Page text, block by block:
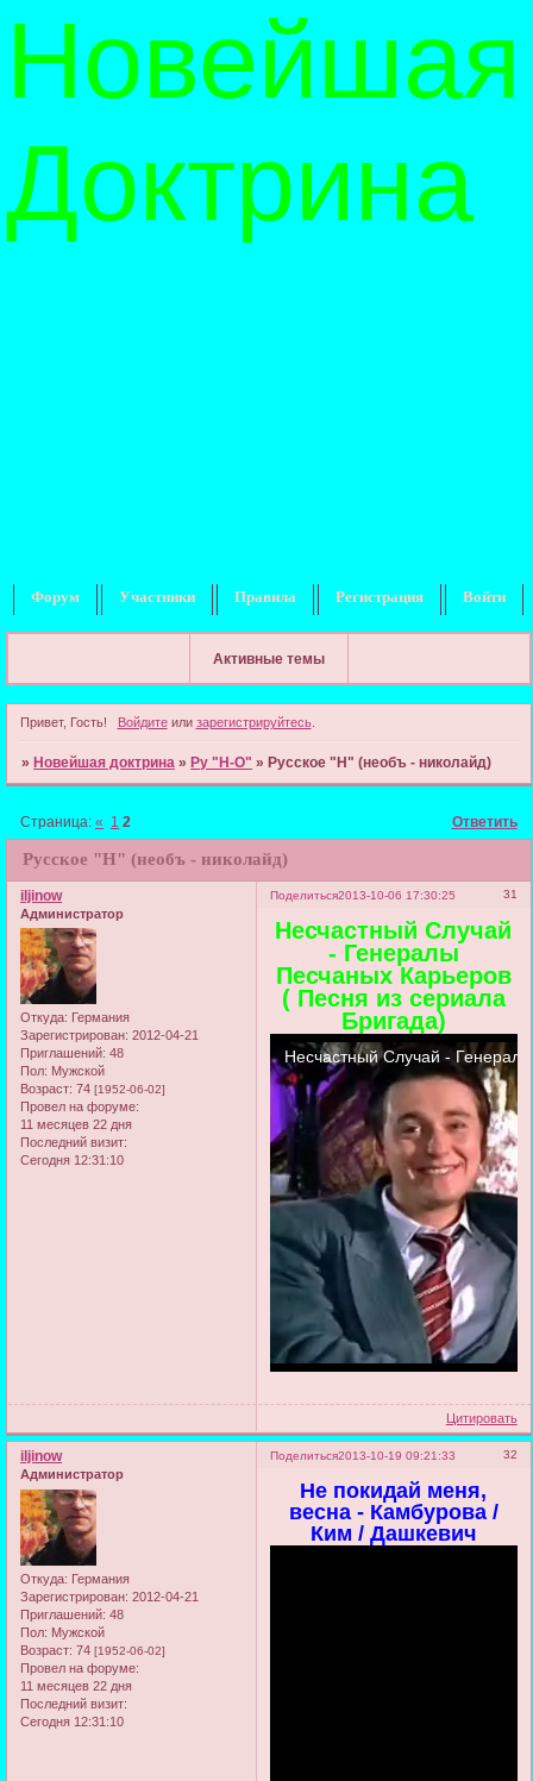
Новейшая
Доктрина
Форум Участники Правила Регистрация Войти
Активные темы
Привет, Гость! Войдитеили зарегистрируйтесь.
»Новейшая доктрина »Ру "Н-О" »Русское "Н" (необъ - николайд)
Русское "Н" (необъ - николайд)
Страница:« 1 2 Ответить
Поделиться 31
2013-10-06 17:30:25
iljinow
Администратор
Откуда: Германия
Зарегистрирован: 2012-04-21
Приглашений: 48
Пол: Мужской
Возраст: 74 [1952-06-02]
Провел на форуме:
11 месяцев 22 дня
Последний визит:
Сегодня 12:31:10
Несчастный Случай
- Генералы
Песчаных Карьеров
( Песня из сериала
Бригада)
Цитировать
Поделиться 32
2013-10-19 09:21:33
iljinow
Администратор
Откуда: Германия
Зарегистрирован: 2012-04-21
Приглашений: 48
Пол: Мужской
Возраст: 74 [1952-06-02]
Провел на форуме:
11 месяцев 22 дня
Последний визит:
Сегодня 12:31:10
Не покидай меня,
весна - Камбурова /
Ким / Дашкевич